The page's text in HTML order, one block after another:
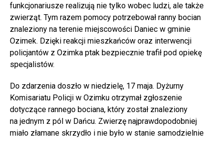
funkcjonariusze realizują nie tylko wobec ludzi, ale także
zwierząt. Tym razem pomocy potrzebował ranny bocian
znaleziony na terenie miejscowości Daniec w gminie
Ozimek. Dzięki reakcji mieszkańców oraz interwencji
policjantów z Ozimka ptak bezpiecznie trafił pod opiekę
specjalistów.
Do zdarzenia doszło w niedzielę, 17 maja. Dyżurny
Komisariatu Policji w Ozimku otrzymał zgłoszenie
dotyczące rannego bociana, który został znaleziony
na jednym z pól w Dańcu. Zwierzę najprawdopodobniej
miało złamane skrzydło i nie było w stanie samodzielnie